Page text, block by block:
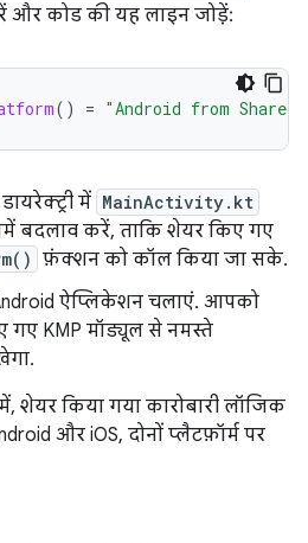
और कोड की यह लाइन जोड़ें:
() = "Android from Shared
में MainActivity.kt
बदलाव करें, ताकि शेयर किए गए
फ़ंक्शन को कॉल किया जा सके.
ऐप्लिकेशन चलाएं. आपको
गए KMP मॉड्यूल से नमस्ते
शेयर किया गया कारोबारी लॉजिक
और iOS, दोनों प्लैटफ़ॉर्म पर